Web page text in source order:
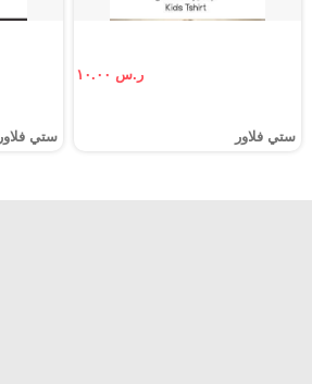
ر.س ١٠.٠٠
ستي فلاور ستي فلاور